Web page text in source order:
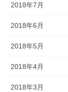
2018年7月
2018年6月
2018年5月
2018年4月
2018年3月